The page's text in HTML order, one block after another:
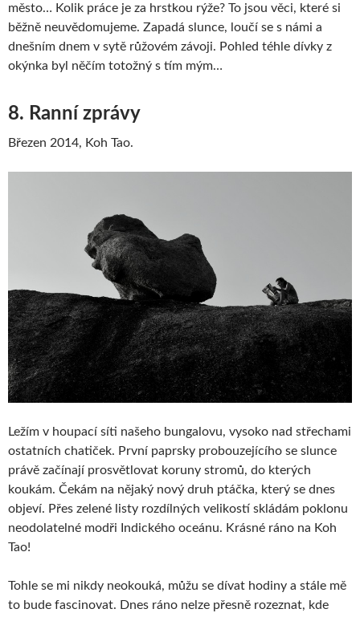
město… Kolik práce je za hrstkou rýže? To jsou věci, které si
běžně neuvědomujeme. Zapadá slunce, loučí se s námi a
dnešním dnem v sytě růžovém závoji. Pohled téhle dívky z
okýnka byl něčím totožný s tím mým…
8. Ranní zprávy
Březen 2014, Koh Tao.
Ležím v houpací síti našeho bungalovu, vysoko nad střechami
ostatních chatiček. První paprsky probouzejícího se slunce
právě začínají prosvětlovat koruny stromů, do kterých
koukám. Čekám na nějaký nový druh ptáčka, který se dnes
objeví. Přes zelené listy rozdílných velikostí skládám poklonu
neodolatelné modři Indického oceánu. Krásné ráno na Koh
Tao!
Tohle se mi nikdy neokouká, můžu se dívat hodiny a stále mě
to bude fascinovat. Dnes ráno nelze přesně rozeznat, kde